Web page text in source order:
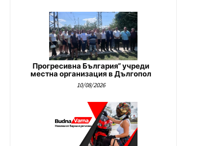
Прогресивна България“ учреди
местна организация в Дългопол
10/08/2026